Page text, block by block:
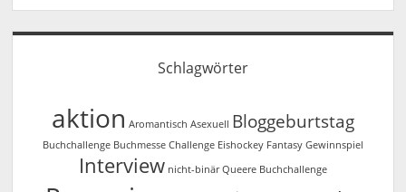
Schlagwörter
aktion Aromantisch Asexuell Bloggeburtstag
Buchchallenge Buchmesse Challenge Eishockey Fantasy Gewinnspiel
Interview nicht-binär Queere Buchchallenge